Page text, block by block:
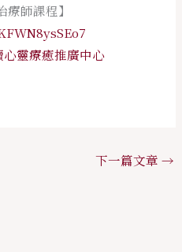
師課程】
靈療癒推廣中心
下一篇文章 →